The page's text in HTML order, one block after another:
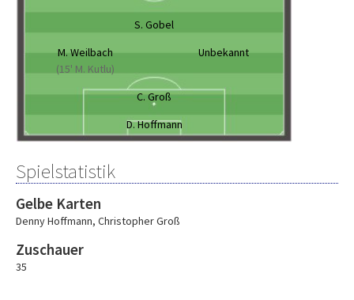
S. Gobel
M. Weilbach
(15' M. Kutlu)
Unbekannt
C. Groß
D. Hoffmann
Spielstatistik
Gelbe Karten
Denny Hoffmann, Christopher Groß
Zuschauer
35